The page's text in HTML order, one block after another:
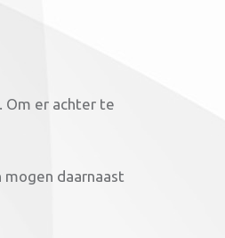
Om er achter te
daarnaast